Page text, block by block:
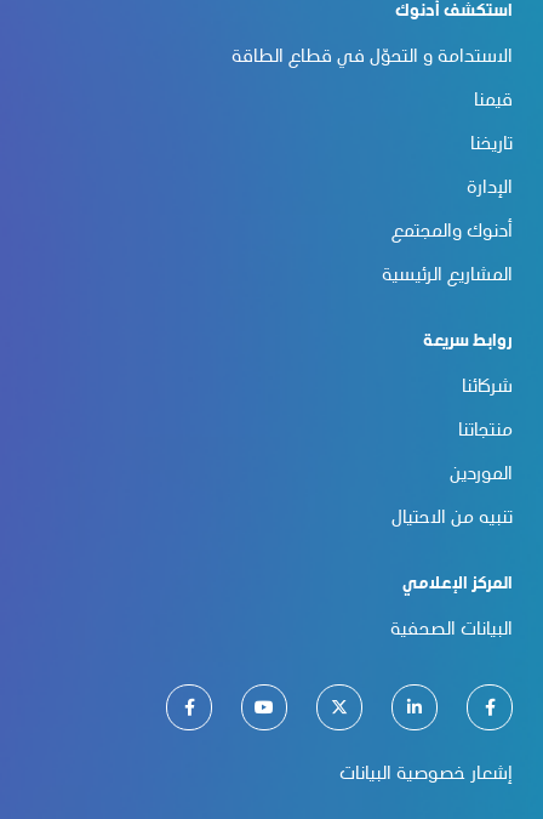
استكشف أدنوك
الاستدامة و التحوّل في قطاع الطاقة
قيمنا
تاريخنا
الإدارة
أدنوك والمجتمع
المشاريع الرئيسية
روابط سريعة
شركائنا
منتجاتنا
الموردين
تنبيه من الاحتيال
المركز الإعلامي
البيانات الصحفية
إشعار خصوصية البيانات